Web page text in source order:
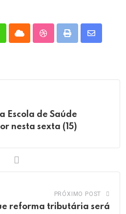
Cloud StumbleUpon
Print
Share
Escola de Saúde
nesta sexta (15)
PRÓXIMO POST
reforma tributária será